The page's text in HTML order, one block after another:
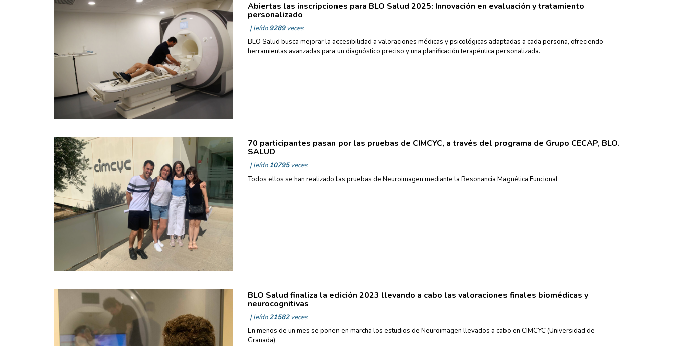
Abiertas las inscripciones para BLO Salud 2025: Innovación en evaluación y tratamiento
personalizado
| leído9289veces
BLO Salud busca mejorar la accesibilidad a valoraciones médicas y psicológicas adaptadas a cada persona, ofreciendo
herramientas avanzadas para un diagnóstico preciso y una planificación terapéutica personalizada.
70 participantes pasan por las pruebas de CIMCYC, a través del programa de Grupo CECAP, BLO.
SALUD
| leído10795veces
Todos ellos se han realizado las pruebas de Neuroimagen mediante la Resonancia Magnética Funcional
BLO Salud finaliza la edición 2023 llevando a cabo las valoraciones finales biomédicas y
neurocognitivas
| leído21582veces
En menos de un mes se ponen en marcha los estudios de Neuroimagen llevados a cabo en CIMCYC (Universidad de
Granada)